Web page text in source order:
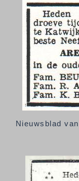
Nieuwsblad